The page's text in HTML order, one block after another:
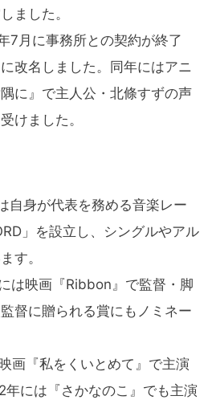
ました。
7月に事務所との契約が終了
改名しました。同年にはアニ
に』で主人公・北條すずの声
けました。
自身が代表を務める音楽レー
」を設立し、シングルやアル
す。
は映画『Ribbon』で監督・脚
督に贈られる賞にもノミネー
画『私をくいとめて』で主演
には『さかなのこ』でも主演